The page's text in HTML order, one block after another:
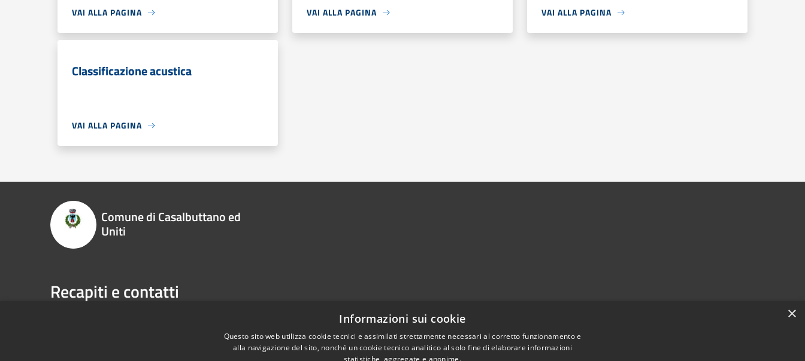
VAI ALLA PAGINA VAI ALLA PAGINA VAI ALLA PAGINA
Classificazione acustica
VAI ALLA PAGINA
Comune di Casalbuttano ed
Uniti
Recapiti e contatti
0374364411
0374364444
Email: info@comune.casalbuttanoeduniti.cr.it
egov.casalbuttano@cert.poliscomuneamico.net
×
Informazioni sui cookie
Questo sito web utilizza cookie tecnici e assimilati strettamente necessari al corretto funzionamento e
alla navigazione del sito, nonché un cookie tecnico analitico al solo fine di elaborare informazioni
statistiche, aggregate e anonime.